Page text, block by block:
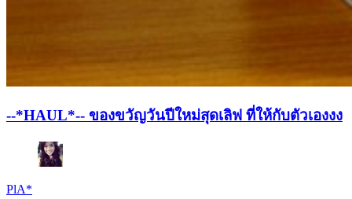
--*HAUL*-- ของขวัญวันปีใหม่สุดเลิฟ ที่ให้กับตัวเองงง
PlA*